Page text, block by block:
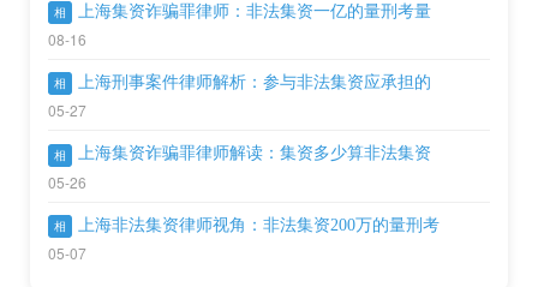
相 上海集资诈骗罪律师：非法集资一亿的量刑考量
08-16
相 上海刑事案件律师解析：参与非法集资应承担的
05-27
相 上海集资诈骗罪律师解读：集资多少算非法集资
05-26
相 上海非法集资律师视角：非法集资200万的量刑考
05-07